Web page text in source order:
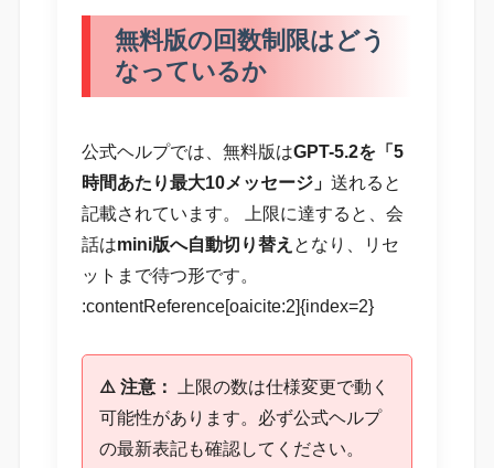
無料版の回数制限はどう
なっているか
公式ヘルプでは、無料版はGPT-5.2を「5
時間あたり最大10メッセージ」 送れると
記載されています。 上限に達すると、会
話はmini版へ自動切り替え となり、リセ
ットまで待つ形です。
:contentReference[oaicite:2]{index=2}
⚠️ 注意：
上限の数は仕様変更で動く
可能性があります。必ず公式ヘルプ
の最新表記も確認してください。